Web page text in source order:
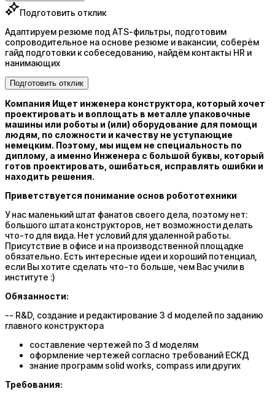
Подготовить отклик
Адаптируем резюме под ATS-фильтры, подготовим
сопроводительное на основе резюме и вакансии, соберём
гайд подготовки к собеседованию, найдём контакты HR и
нанимающих
Подготовить отклик
Компания Ищет инженера конструктора, который хочет
проектировать и воплощать в металле упаковочные
машины или роботы и (или) оборудование для помощи
людям, по сложности и качеству не уступающие
немецким. Поэтому, мы ищем не специальность по
диплому, а именно Инженера с большой буквы, который
готов проектировать, ошибаться, исправлять ошибки и
находить решения.
Приветствуется понимание основ робототехники
У нас маленький штат фанатов своего дела, поэтому нет:
большого штата конструкторов, нет возможности делать
что-то для вида. Нет условий для удаленной работы.
Присутствие в офисе и на производственной площадке
обязательно. Есть интересные идеи и хороший потенциал,
если Вы хотите сделать что-то больше, чем Вас учили в
институте :)
Обязанности:
-- R&D, создание и редактирование 3 d моделей по заданию
главного конструктора
составление чертежей по 3 d моделям
оформление чертежей согласно требований ЕСКД
знание программ solid works, compass или других
Требования: